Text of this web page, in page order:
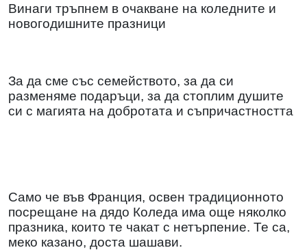
Винаги тръпнем в очакване на коледните и
новогодишните празници
За да сме със семейството, за да си
разменяме подаръци, за да стоплим душите
си с магията на добротата и съпричастността
Само че във Франция, освен традиционното
посрещане на дядо Коледа има още няколко
празника, които те чакат с нетърпение. Те са,
меко казано, доста шашави.